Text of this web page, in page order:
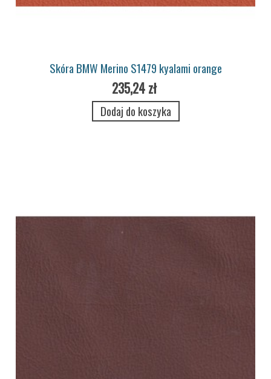
Skóra BMW Merino S1479 kyalami orange
235,24 zł
Dodaj do koszyka